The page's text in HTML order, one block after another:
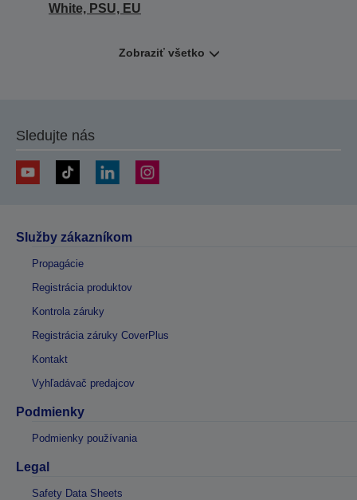
White, PSU, EU
Zobraziť všetko
Sledujte nás
Služby zákazníkom
Propagácie
Registrácia produktov
Kontrola záruky
Registrácia záruky CoverPlus
Kontakt
Vyhľadávač predajcov
Podmienky
Podmienky používania
Legal
Safety Data Sheets